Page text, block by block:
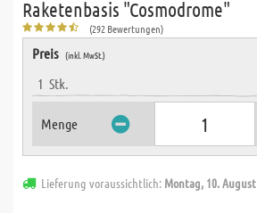
Raketenbasis "Cosmodrome"
(292 Bewertungen)
Preis (inkl. MwSt.)
1 Stk.
Menge
Lieferung voraussichtlich: Montag, 10. August